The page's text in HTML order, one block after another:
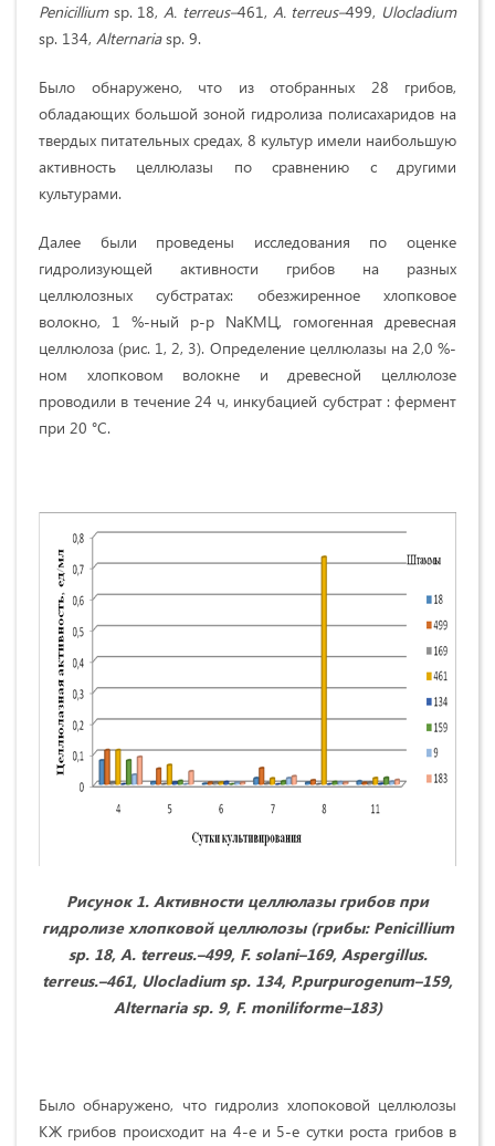
Penicilliumsp. 18,A. terreus–461, A. terreus–499, Ulocladium
sp. 134, Alternariasp. 9.
Было обнаружено, что из отобранных 28 грибов,
обладающих большой зоной гидролиза полисахаридов на
твердых питательных средах, 8 культур имели наибольшую
активность целлюлазы по сравнению с другими
культурами.
Далее были проведены исследования по оценке
гидролизующей активности грибов на разных
целлюлозных субстратах: обезжиренное хлопковое
волокно, 1 %-ный р-р NaКМЦ, гомогенная древесная
целлюлоза (рис. 1, 2, 3). Определение целлюлазы на 2,0 %-
ном хлопковом волокне и древесной целлюлозе
проводили в течение 24 ч, инкубацией субстрат : фермент
при 20 °С.
Рисунок 1. Активности целлюлазы грибов при
гидролизе хлопковой целлюлозы (грибы: Penicillium
sp. 18, A. terreus.–499, F. solani–169, Aspergillus.
terreus.–461, Ulocladium sp. 134, P.purpurogenum–159,
Alternaria sp. 9, F. moniliforme–183)
Было обнаружено, что гидролиз хлопоковой целлюлозы
КЖ грибов происходит на 4-е и 5-е сутки роста грибов в